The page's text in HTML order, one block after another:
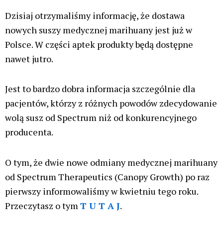
Dzisiaj otrzymaliśmy informację, że dostawa
nowych suszy medycznej marihuany jest już w
Polsce. W części aptek produkty będą dostępne
nawet jutro.
Jest to bardzo dobra informacja szczególnie dla
pacjentów, którzy z różnych powodów zdecydowanie
wolą susz od Spectrum niż od konkurencyjnego
producenta.
O tym, że dwie nowe odmiany medycznej marihuany
od Spectrum Therapeutics (Canopy Growth) po raz
pierwszy informowaliśmy w kwietniu tego roku.
Przeczytasz o tymT U T A J.